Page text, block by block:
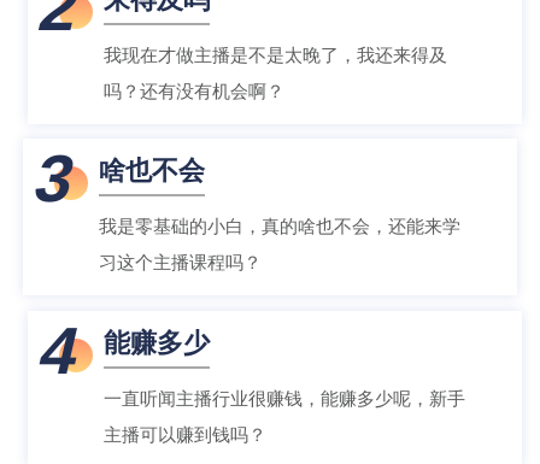
我现在才做主播是不是太晚了，我还来得及
吗？还有没有机会啊？
3 啥也不会
我是零基础的小白，真的啥也不会，还能来学
习这个主播课程吗？
4 能赚多少
一直听闻主播行业很赚钱，能赚多少呢，新手
主播可以赚到钱吗？